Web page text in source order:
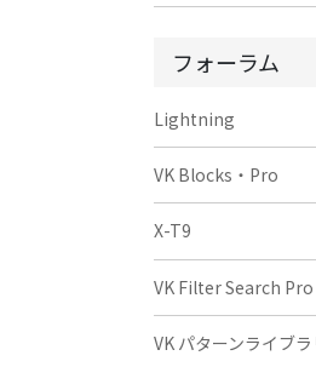
フォーラム
Lightning
VK Blocks・Pro
X-T9
VK Filter Search Pro
VK パターンライブラ